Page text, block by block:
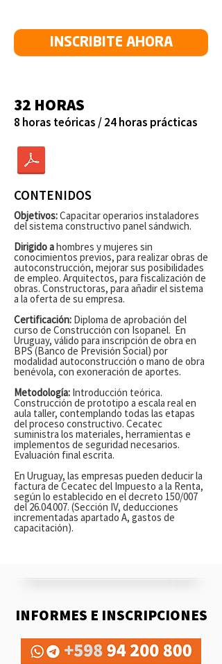
INSCRIBITE AHORA
32 HORAS
8 horas teóricas / 24 horas prácticas
CONTENIDOS
Objetivos:Capacitar operarios instaladores
del sistema constructivo panel sándwich.
Dirigido ahombres y mujeres sin
conocimientos previos, para realizar obras de
autoconstrucción, mejorar sus posibilidades
de empleo. Arquitectos, para fiscalización de
obras. Constructoras, para añadir el sistema
a la oferta de su empresa.
Certificación: ​Diploma de aprobación del
curso de Construcción con Isopanel. En
Uruguay, válido para inscripción de obra en
BPS (Banco de Previsión Social) por
modalidad autoconstrucción o mano de obra
benévola, con exoneración de aportes.
Metodología: Introducción teórica.
Construcción de prototipo a escala real en
aula taller, contemplando todas las etapas
del proceso constructivo. Cecatec
suministra los materiales, herramientas e
implementos de seguridad necesarios.
Evaluación final escrita.
​En Uruguay, las empresas pueden deducir la
factura de Cecatec del Impuesto a la Renta,
según lo establecido en el decreto 150/007
del26.04.007. (Sección IV, deducciones
incrementadas apartado A, gastos de
capacitación).
INFORMES E INSCRIPCIONES